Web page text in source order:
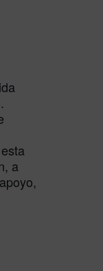
.
a